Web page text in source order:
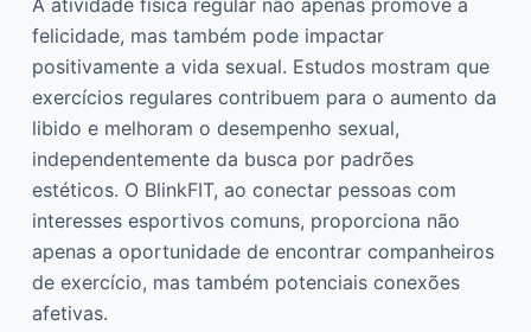
felicidade, mas também pode impactar
positivamente a vida sexual. Estudos mostram que
exercícios regulares contribuem para o aumento da
libido e melhoram o desempenho sexual,
independentemente da busca por padrões
estéticos. O BlinkFIT, ao conectar pessoas com
interesses esportivos comuns, proporciona não
apenas a oportunidade de encontrar companheiros
de exercício, mas também potenciais conexões
afetivas.